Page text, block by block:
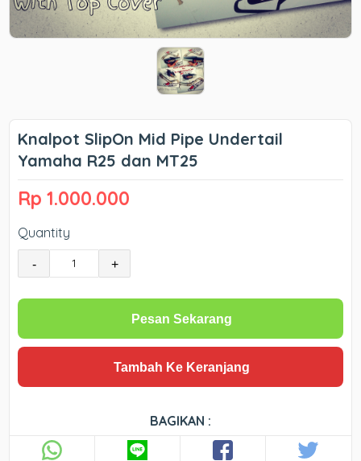
Knalpot SlipOn Mid Pipe Undertail
Yamaha R25 dan MT25
Rp 1.000.000
Quantity
- +
Pesan Sekarang
Tambah Ke Keranjang
BAGIKAN :